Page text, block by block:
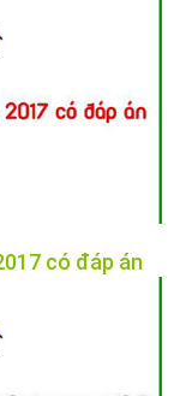
có đáp án